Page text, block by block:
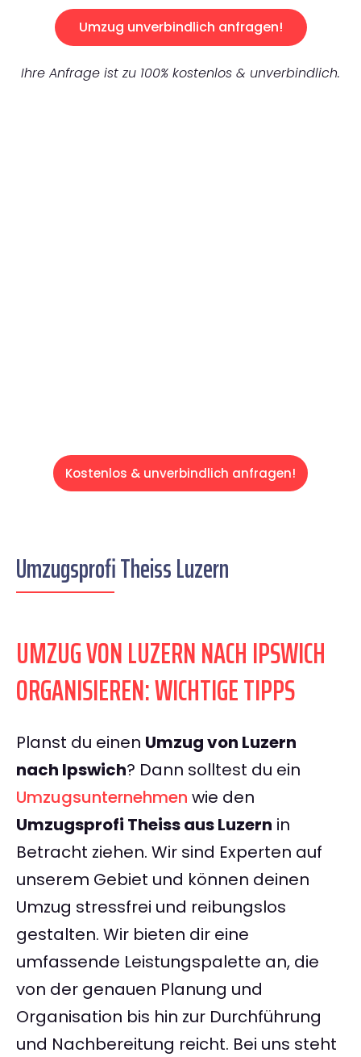
Umzug unverbindlich anfragen!
Ihre Anfrage ist zu 100% kostenlos & unverbindlich.
Kostenlos & unverbindlich anfragen!
Umzugsprofi Theiss Luzern
UMZUG VON LUZERN NACH IPSWICH
ORGANISIEREN: WICHTIGE TIPPS
Planst du einen Umzug von Luzern
nach Ipswich? Dann solltest du ein
Umzugsunternehmen wie den
Umzugsprofi Theiss aus Luzern in
Betracht ziehen. Wir sind Experten auf
unserem Gebiet und können deinen
Umzug stressfrei und reibungslos
gestalten. Wir bieten dir eine
umfassende Leistungspalette an, die
von der genauen Planung und
Organisation bis hin zur Durchführung
und Nachbereitung reicht. Bei uns steht